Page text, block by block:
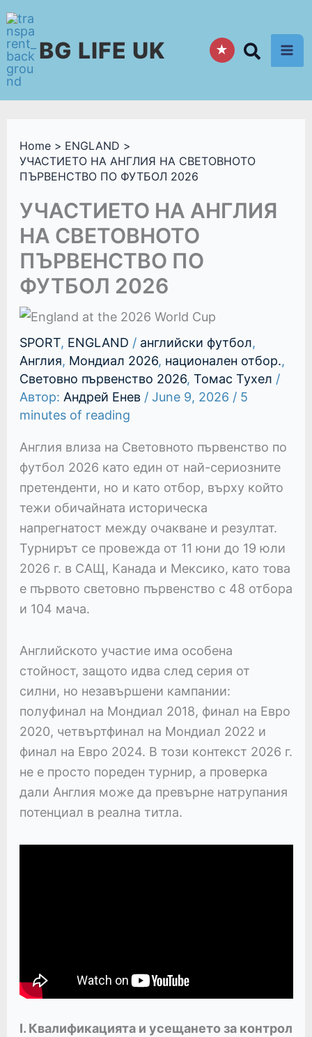
Skip
to
contentBG LIFE UK ★
Home
ENGLAND
УЧАСТИЕТО НА АНГЛИЯ НА СВЕТОВНОТО
ПЪРВЕНСТВО ПО ФУТБОЛ 2026
УЧАСТИЕТО НА АНГЛИЯ
НА СВЕТОВНОТО
ПЪРВЕНСТВО ПО
ФУТБОЛ 2026
SPORT, ENGLAND / английски футбол,
Англия, Мондиал 2026, национален отбор.,
Световно първенство 2026, Томас Тухел /
Автор: Андрей Енев / June 9, 2026 / 5
minutes of reading
Англия влиза на Световното първенство по
футбол 2026 като един от най-сериозните
претенденти, но и като отбор, върху който
тежи обичайната историческа
напрегнатост между очакване и резултат.
Турнирът се провежда от 11 юни до 19 юли
2026 г. в САЩ, Канада и Мексико, като това
е първото световно първенство с 48 отбора
и 104 мача.
Английското участие има особена
стойност, защото идва след серия от
силни, но незавършени кампании:
полуфинал на Мондиал 2018, финал на Евро
2020, четвъртфинал на Мондиал 2022 и
финал на Евро 2024. В този контекст 2026 г.
не е просто пореден турнир, а проверка
дали Англия може да превърне натрупания
потенциал в реална титла.
I. Квалификацията и усещането за контрол